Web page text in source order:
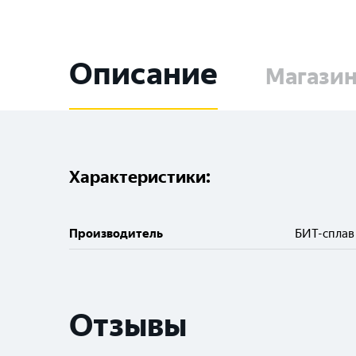
Описание
Характеристики:
Производитель БИТ-сплав
Отзывы